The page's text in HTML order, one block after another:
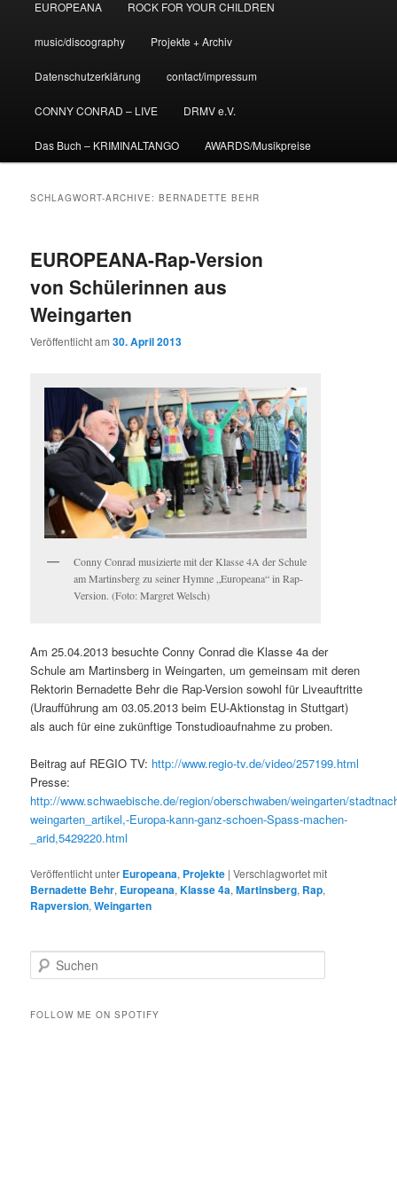
EUROPEANA ROCK FOR YOUR CHILDREN
music/discography Projekte + Archiv
Datenschutzerklärung contact/impressum
CONNY CONRAD – LIVE DRMV e.V.
Das Buch – KRIMINALTANGO AWARDS/Musikpreise
SCHLAGWORT-ARCHIVE:BERNADETTE BEHR
EUROPEANA-Rap-Version
von Schülerinnen aus
Weingarten
Veröffentlicht am30. April 2013
Conny Conrad musizierte mit der Klasse 4A der Schule
am Martinsberg zu seiner Hymne „Europeana“ in Rap-
Version. (Foto: Margret Welsch)
Am 25.04.2013 besuchte Conny Conrad die Klasse 4a der
Schule am Martinsberg in Weingarten, um gemeinsam mit deren
Rektorin Bernadette Behr die Rap-Version sowohl für Liveauftritte
(Uraufführung am 03.05.2013 beim EU-Aktionstag in Stuttgart)
als auch für eine zukünftige Tonstudioaufnahme zu proben.
Beitrag auf REGIO TV: http://www.regio-tv.de/video/257199.html
Presse:
http://www.schwaebische.de/region/oberschwaben/weingarten/
weingarten_artikel,-Europa-kann-ganz-schoen-Spass-machen-
_arid,5429220.html
Veröffentlicht unter Europeana, Projekte |Verschlagwortet mit
Bernadette Behr, Europeana,Klasse 4a,Martinsberg, Rap,
Rapversion,Weingarten
u
h
FOLLOW ME ON SPOTIFY